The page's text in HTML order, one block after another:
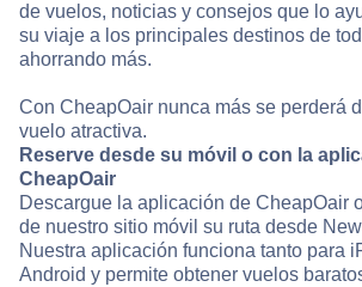
de vuelos, noticias y consejos que lo
su viaje a los principales destinos de
ahorrando más.
Con CheapOair nunca más se perderá
vuelo atractiva.
Reserve desde su móvil o con la
CheapOair
Descargue la aplicación de CheapOair
de nuestro sitio móvil su ruta desde
Nuestra aplicación funciona tanto para
Android y permite obtener vuelos